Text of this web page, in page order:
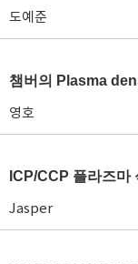
도예준
영호
Jasper